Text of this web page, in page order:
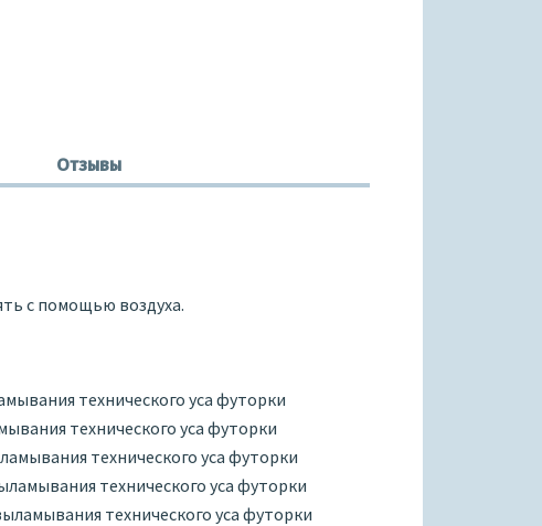
Отзывы
с помощью воздуха.
технического уса футорки
технического уса футорки
технического уса футорки
технического уса футорки
технического уса футорки